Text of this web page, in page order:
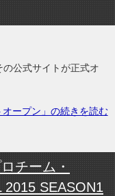
公式サイトが正式オ
ープン」の続きを読む
チーム・
SEASON1